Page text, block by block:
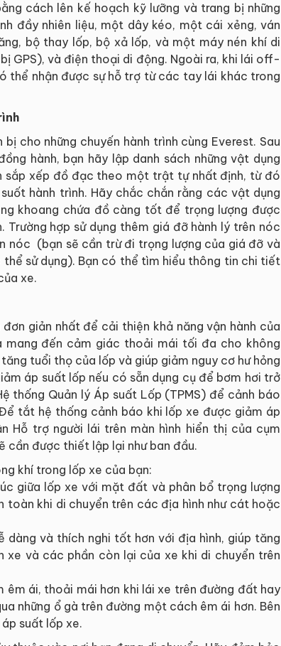
cách lên kế hoạch kỹ lưỡng và trang bị những
đầy nhiên liệu, một dây kéo, một cái xẻng, ván
bộ thay lốp, bộ xả lốp, và một máy nén khí di
GPS), và điện thoại di động. Ngoài ra, khi lái off-
thể nhận được sự hỗ trợ từ các tay lái khác trong
cho những chuyến hành trình cùng Everest. Sau
hành, bạn hãy lập danh sách những vật dụng
sắp xếp đồ đạc theo một trật tự nhất định, từ đó
hành trình. Hãy chắc chắn rằng các vật dụng
khoang chứa đồ càng tốt để trọng lượng được
hợp sử dụng thêm giá đỡ hành lý trên nóc
nóc (bạn sẽ cần trừ đi trọng lượng của giá đỡ và
sử dụng). Bạn có thể tìm hiểu thông tin chi tiết
xe.
giản nhất để cải thiện khả năng vận hành của
mang đến cảm giác thoải mái tối đa cho không
tuổi thọ của lốp và giúp giảm nguy cơ hư hỏng
áp suất lốp nếu có sẵn dụng cụ để bơm hơi trở
thống Quản lý Áp suất Lốp (TPMS) để cảnh báo
tắt hệ thống cảnh báo khi lốp xe được giảm áp
Hỗ trợ người lái trên màn hình hiển thị của cụm
cần được thiết lập lại như ban đầu.
khí trong lốp xe của bạn:
giữa lốp xe với mặt đất và phân bổ trọng lượng
toàn khi di chuyển trên các địa hình như cát hoặc
và thích nghi tốt hơn với địa hình, giúp tăng
xe và các phần còn lại của xe khi di chuyển trên
ái, thoải mái hơn khi lái xe trên đường đất hay
những ổ gà trên đường một cách êm ái hơn. Bên
suất lốp xe.